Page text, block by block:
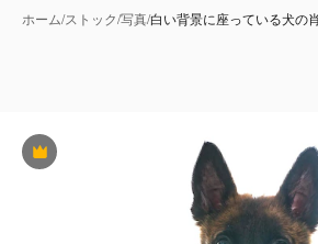
ホーム/ストック/写真/白い背景に座っている犬の
Premium